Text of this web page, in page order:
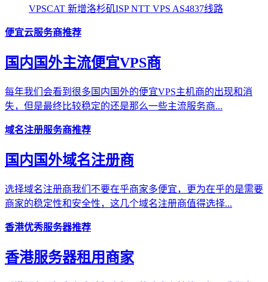
VPSCAT 新增洛杉矶ISP NTT VPS AS4837线路
便宜云服务商推荐
国内国外主流便宜VPS商
每年我们会看到很多国内国外的便宜VPS主机商的出现和消
失，但是最终比较稳定的还是那么一些主流服务商...
域名注册服务商推荐
国内国外域名注册商
选择域名注册商我们不要在乎商家多便宜，更为在乎的是需要
商家的稳定性和安全性，这几个域名注册商值得选择...
香港优秀服务器推荐
香港服务器租用商家